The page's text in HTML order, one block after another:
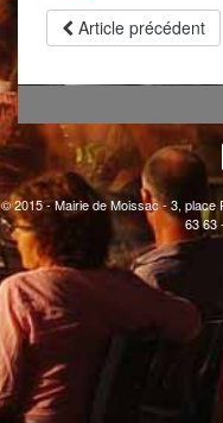
Article précédent
© 2015 - Mairie de Moissac - 3, place
63 63